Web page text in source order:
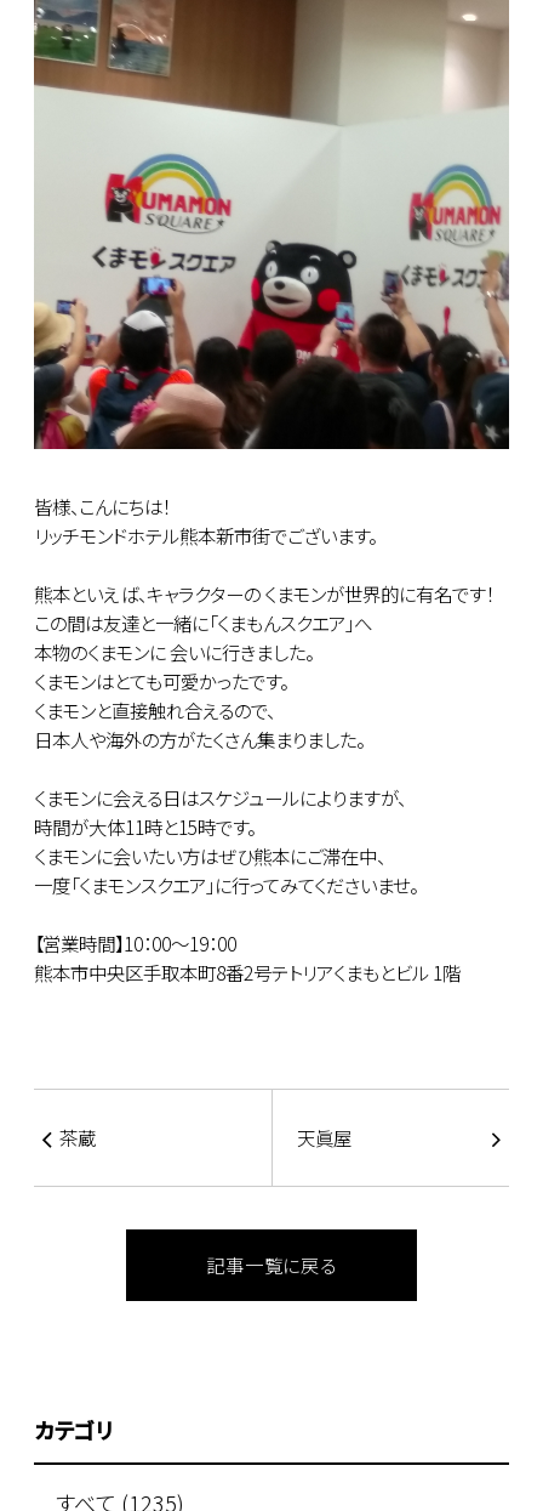
皆様、こんにちは！
リッチモンドホテル熊本新市街でございます。
熊本といえば、キャラクターの くまモンが世界的に有名です！
この間は友達と一緒に「くまもんスクエア」へ
本物のくまモンに 会いに行きました。
くまモンはとても可愛かったです。
くまモンと直接触れ合えるので、
日本人や海外の方がたくさん集まりました。
くまモンに会える日はスケジュールによりますが、
時間が大体11時と15時です。
くまモンに会いたい方はぜひ熊本にご滞在中、
一度「くまモンスクエア」に行ってみてくださいませ。
【営業時間】10：00～19：00
熊本市中央区手取本町8番2号テトリアくまもとビル 1階
茶蔵 天眞屋
記事一覧に戻る
カテゴリ
すべて (1235)